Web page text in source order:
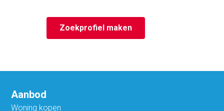
Zoekprofiel maken
Aanbod
Woning kopen